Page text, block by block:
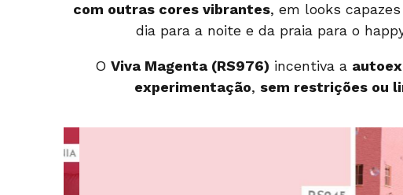
com outras cores vibrantes, em looks
dia para a noite e da praia para o
OViva Magenta (RS976) incentiva a
experimentação, sem restrições ou